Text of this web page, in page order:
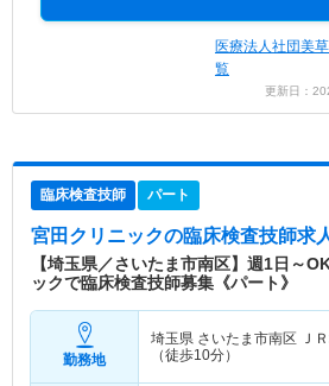
医療法人社団美
覧
更新日：
臨床検査技師 パート
宮田クリニックの臨床検査技師求
【埼玉県／さいたま市南区】週1日～
ックで臨床検査技師募集《パート》
勤務地
埼玉県 さいたま市南区 Ｊ
（徒歩10分）